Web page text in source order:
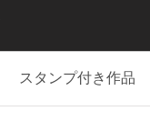
スタンプ付き作品